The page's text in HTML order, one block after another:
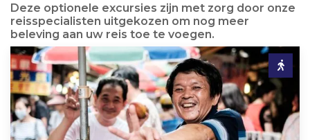
Deze optionele excursies zijn met zorg door onze
reisspecialisten uitgekozen om nog meer
beleving aan uw reis toe te voegen.